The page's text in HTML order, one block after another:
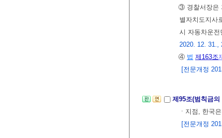
③ 경찰서장은
별자치도지사
시 자동차운
2020. 12. 31.,
④ 법 제163조
[전문개정
제95조(범칙금
ㆍ지점, 한국
[전문개정